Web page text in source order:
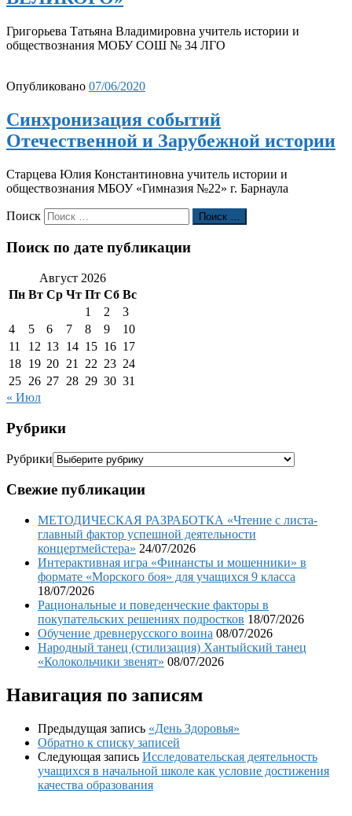
Григорьева Татьяна Владимировна учитель истории и
обществознания МОБУ СОШ № 34 ЛГО
Опубликовано 07/06/2020
Синхронизация событий
Отечественной и Зарубежной истории
Старцева Юлия Константиновна учитель истории и
обществознания МБОУ «Гимназия №22» г. Барнаула
Поиск Поиск …
Поиск по дате публикации
Август 2026
Пн Вт Ср Чт Пт Сб Вс
1
2
3
4
5 6 7 8 9
10
11
12 13 14 15 16 17
18 19 20 21 22 23 24
25 26 27 28 29 30 31
« Июл
Рубрики
Рубрики
Свежие публикации
МЕТОДИЧЕСКАЯ РАЗРАБОТКА «Чтение с листа-
главный фактор успешной деятельности
концертмейстера» 24/07/2026
Интерактивная игра «Финансты и мошенники» в
формате «Морского боя» для учащихся 9 класса
18/07/2026
Рациональные и поведенческие факторы в
покупательских решениях подростков 18/07/2026
Обучение древнерусского воина 08/07/2026
Народный танец (стилизация) Хантыйский танец
«Колокольчики звенят» 08/07/2026
Навигация по записям
Предыдущая запись «День Здоровья»
Обратно к списку записей
Следующая запись Исследовательская деятельность
учащихся в начальной школе как условие достижения
качества образования